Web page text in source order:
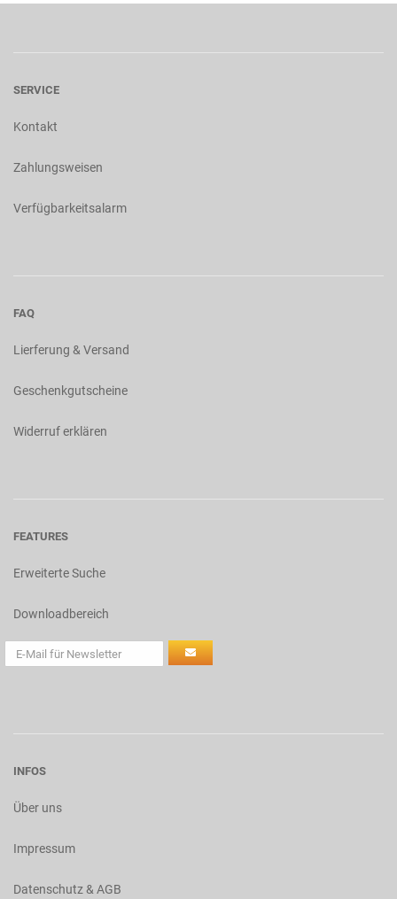
SERVICE
Kontakt
Zahlungsweisen
Verfügbarkeitsalarm
FAQ
Lierferung & Versand
Geschenkgutscheine
Widerruf erklären
FEATURES
Erweiterte Suche
Downloadbereich
INFOS
Über uns
Impressum
Datenschutz & AGB